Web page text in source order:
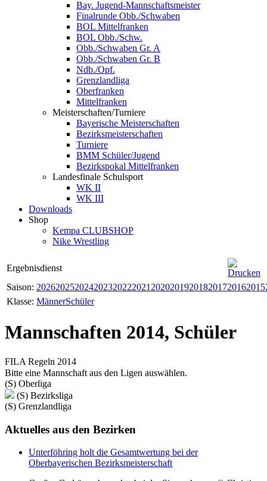
Bay. Jugend-Mannschaftsmeister
Finalrunde Obb./Schwaben
BOL Mittelfranken
BOL Obb./Schw.
Obb./Schwaben Gr. A
Obb./Schwaben Gr. B
Ndb./Opf.
Grenzlandliga
Oberfranken
Mittelfranken
Meisterschaften/Turniere
Bayerische Meisterschaften
Bezirksmeisterschaften
Turniere
BMM Schüler/Jugend
Bezirkspokal Mittelfranken
Landesfinale Schulsport
WK II
WK III
Downloads
Shop
Kempa CLUBSHOP
Nike Wrestling
Ergebnisdienst
Saison: 202620252024202320222021 202020192018201720162015
Klasse: MännerSchüler
Mannschaften 2014, Schüler
FILA Regeln 2014
Bitte eine Mannschaft aus den Ligen auswählen.
(S) Oberliga
(S) Bezirksliga
(S) Grenzlandliga
Aktuelles aus den Bezirken
Unterföhring holt die Gesamtwertung bei der
Oberbayerischen Bezirksmeisterschaft